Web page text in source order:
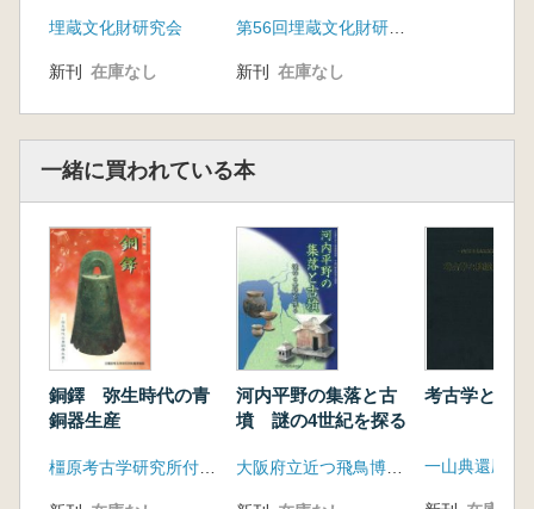
埋蔵文化財研究会
新刊 在庫なし
年
第56回埋蔵文化財研究集会事務局
新刊 在庫なし
一緒に買われている本
銅鐸 弥生時代の青
銅器生産
河内平野の集落と古
墳 謎の4世紀を探る
考古学と地